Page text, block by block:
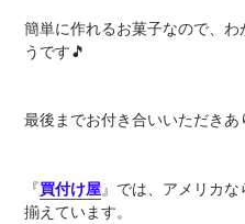
簡単に作れるお菓子なので、
うです🎵
最後までお付き合いいただきあ
『買付け屋』では、アメリカ
揃えています。